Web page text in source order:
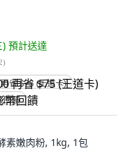
) 預計送達
)
省 $75 (王道卡)
回饋
素嫩肉粉, 1kg, 1包